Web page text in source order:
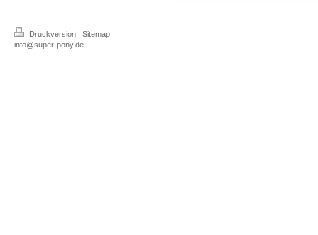
Druckversion | Sitemap
info@super-pony.de